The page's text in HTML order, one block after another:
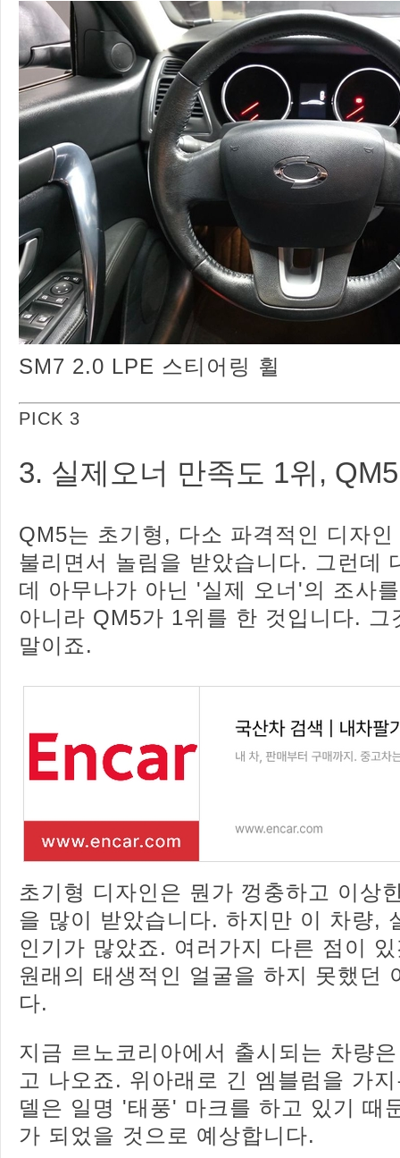
SM7 2.0 LPE 스티어링 휠
PICK 3
3. 실제오너 만족도 1위, QM5
QM5는 초기형, 다소 파격적인 디자
불리면서 놀림을 받았습니다. 그런데
데 아무나가 아닌 '실제 오너'의 조사
아니라 QM5가 1위를 한 것입니다. 그
말이죠.
초기형 디자인은 뭔가 껑충하고 이상
을 많이 받았습니다. 하지만 이 차량,
인기가 많았죠. 여러가지 다른 점이
원래의 태생적인 얼굴을 하지 못했던
다.
지금 르노코리아에서 출시되는 차량
고 나오죠. 위아래로 긴 엠블럼을 가
델은 일명 '태풍' 마크를 하고 있기 때
가 되었을 것으로 예상합니다.